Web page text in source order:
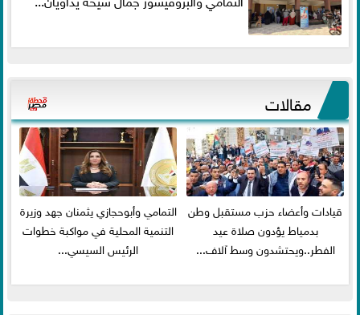
مقالات
قيادات وأعضاء حزب مستقبل وطن
بدمياط يؤدون صلاة عيد
الفطر..ويحتشدون وسط آلاف...
التمامي وأبوحجازي يثمنان جهد وزيرة
التنمية المحلية في مواكبة خطوات
الرئيس السيسي...